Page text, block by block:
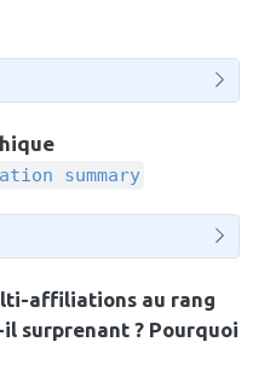
summary
affiliations au rang
surprenant ? Pourquoi